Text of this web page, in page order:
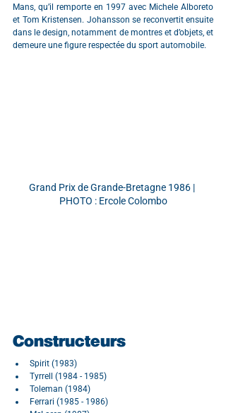
Mans, qu’il remporte en 1997 avec Michele Alboreto
et Tom Kristensen. Johansson se reconvertit ensuite
dans le design, notamment de montres et d’objets, et
demeure une figure respectée du sport automobile.
Grand Prix de Grande-Bretagne 1986 |
PHOTO : Ercole Colombo
Constructeurs
Spirit (1983)
Tyrrell (1984 - 1985)
Toleman (1984)
Ferrari (1985 - 1986)